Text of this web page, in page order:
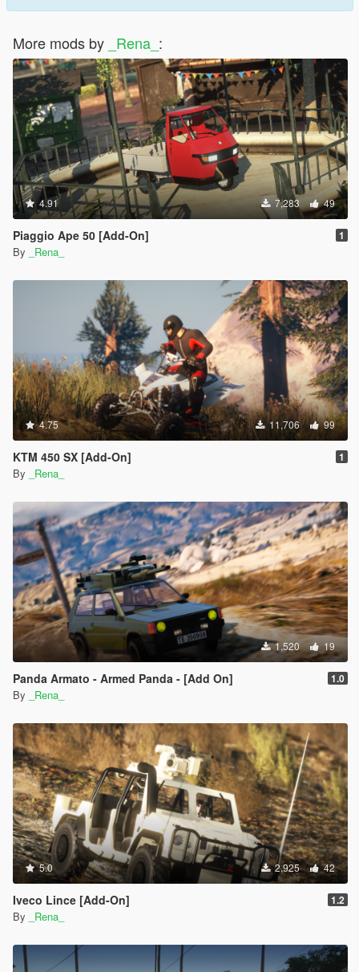
More mods by _Rena_ :
4.91 7,283 49
Piaggio Ape 50 [Add-On] 1
By _Rena_
4.75 11,706 99
KTM 450 SX [Add-On] 1
By _Rena_
1,520 19
Panda Armato - Armed Panda - [Add On] 1.0
By _Rena_
5.0 2,925 42
Iveco Lince [Add-On] 1.2
By _Rena_